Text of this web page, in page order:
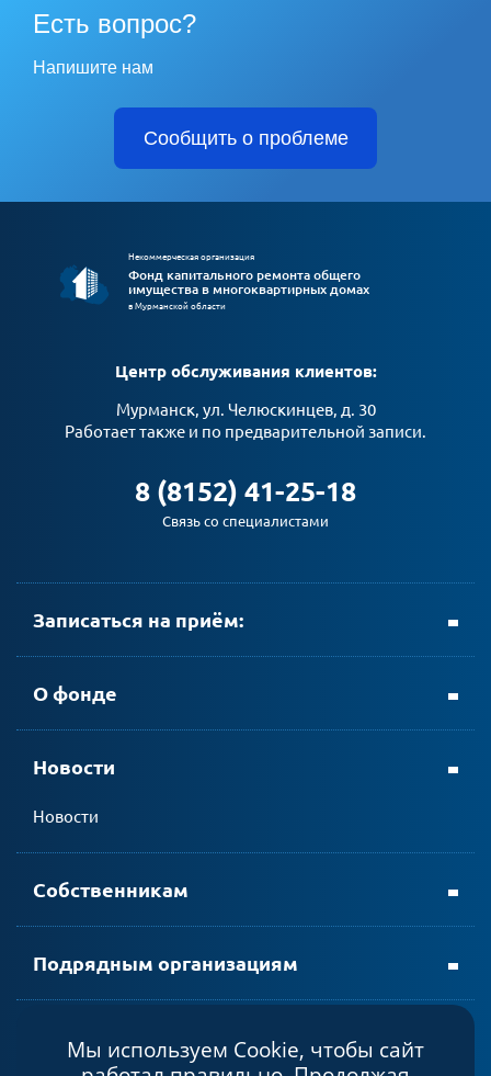
Есть вопрос?
Напишите нам
Сообщить о проблеме
Некоммерческая организация
Фонд капитального ремонта общего
имущества в многоквартирных домах
в Мурманской области
Центр обслуживания клиентов:
Мурманск, ул. Челюскинцев, д. 30
Работает также и по предварительной записи.
8 (8152) 41-25-18
Связь со специалистами
Записаться на приём:
О фонде
Новости
Новости
Собственникам
Подрядным организациям
Политика конфиденциальности
Мы используем Cookie, чтобы сайт